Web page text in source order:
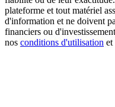
USDT New User
USDT Flexible
plateforme et tout matériel
d'information et ne doivent
financiers ou
nos conditions d'utilisation et